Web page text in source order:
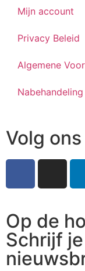
Mijn account
Privacy Beleid
Algemene
Volg
Op de
Schrijf